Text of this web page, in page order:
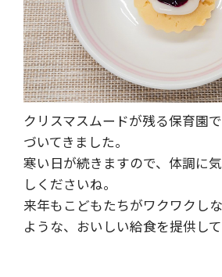
クリスマスムードが残る保育園
づいてきました。
寒い日が続きますので、体調に
しくださいね。
来年もこどもたちがワクワクし
ような、おいしい給食を提供して